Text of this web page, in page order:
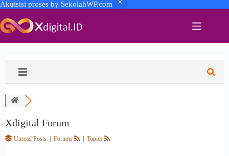
Akuisisi proses by SekolahWP.com
Xdigital Forum
Unread Posts Forums Topics